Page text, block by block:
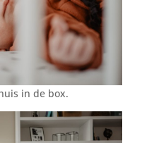
in de box.